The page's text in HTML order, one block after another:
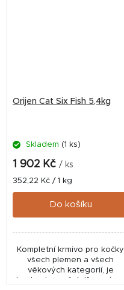
Orijen Cat Six Fish 5,4kg
Skladem (1 ks)
1 902 Kč / ks
Měrná
cena:
352,22 Kč / 1 kg
Do košíku
Kompletní krmivo pro kočky
všech plemen a všech
věkových kategorií, je
bezkonkurenční díky svému